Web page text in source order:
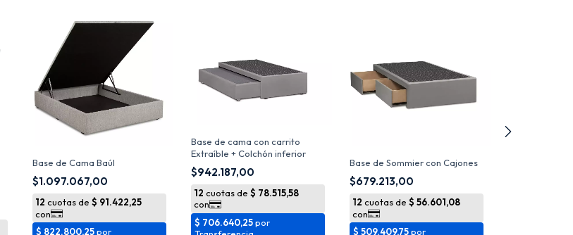
Base de Cama Baúl
$1.097.067,00
Base de cama con carrito
Extraíble + Colchón inferior
$942.187,00
Base de Sommier con Cajones
$679.213,00